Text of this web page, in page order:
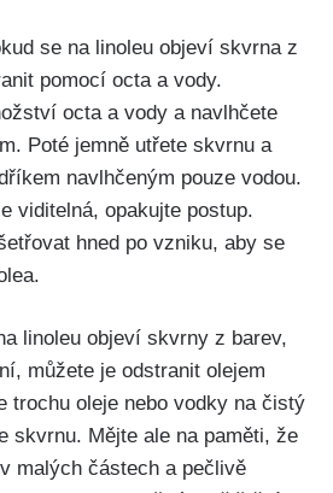
se na linoleu objeví skvrna z
pomocí octa a⁤ vody.
octa a vody⁢ a navlhčete
Poté jemně utřete skvrnu a
navlhčeným pouze vodou.
viditelná, opakujte postup.
hned po vzniku, aby se
linoleu objeví skvrny z barev,
můžete je odstranit olejem
trochu oleje nebo vodky na čistý
skvrnu. Mějte ale ​na paměti, že
malých částech a pečlivě